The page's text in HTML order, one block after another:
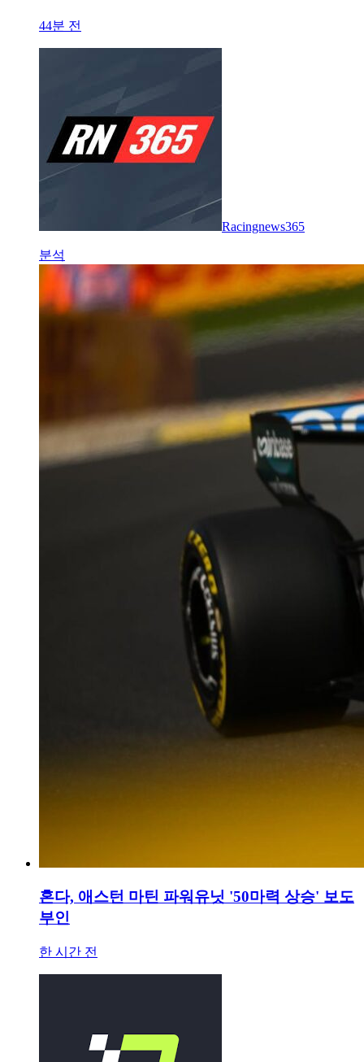
44분 전
Racingnews365
분석
혼다, 애스턴 마틴 파워유닛 '50마력 상승' 보도
부인
한 시간 전